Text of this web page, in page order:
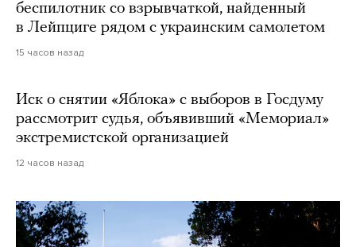
беспилотник со взрывчаткой, найденный
в Лейпциге рядом с украинским самолетом
15 часов назад
Иск о снятии «Яблока» с выборов в Госдуму
рассмотрит судья, объявивший «Мемориал»
экстремистской организацией
12 часов назад